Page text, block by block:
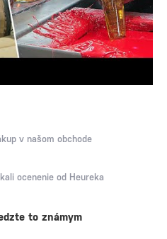
v našom obchode
ocenenie od Heureka
to známym